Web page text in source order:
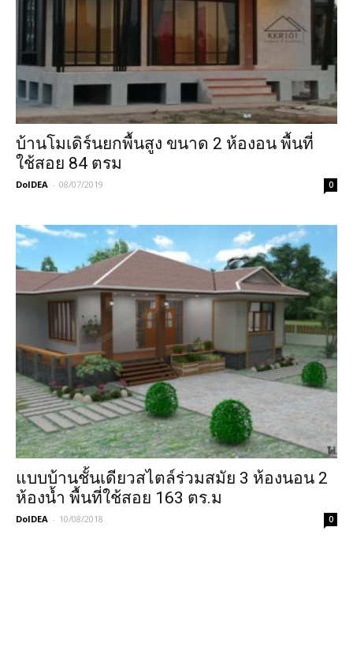
บ้านโมเดิร์นยกพื้นสูง ขนาด 2 ห้องอน พื้นที่
ใช้สอย 84 ตรม
DoIDEA - 08/07/2019 0
แบบบ้านชั้นเดียวสไตล์ร่วมสมัย 3 ห้องนอน 2
ห้องน้ำ พื้นที่ใช้สอย 163 ตร.ม
DoIDEA - 10/08/2018 0